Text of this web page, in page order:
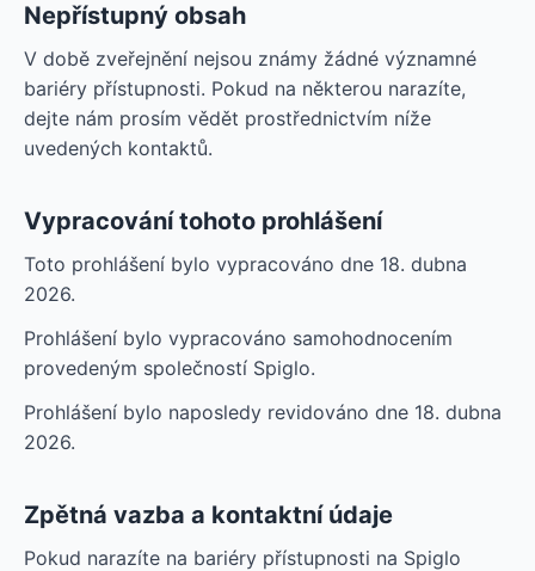
Nepřístupný obsah
V době zveřejnění nejsou známy žádné významné
bariéry přístupnosti. Pokud na některou narazíte,
dejte nám prosím vědět prostřednictvím níže
uvedených kontaktů.
Vypracování tohoto prohlášení
Toto prohlášení bylo vypracováno dne 18. dubna
2026.
Prohlášení bylo vypracováno samohodnocením
provedeným společností Spiglo.
Prohlášení bylo naposledy revidováno dne 18. dubna
2026.
Zpětná vazba a kontaktní údaje
Pokud narazíte na bariéry přístupnosti na Spiglo